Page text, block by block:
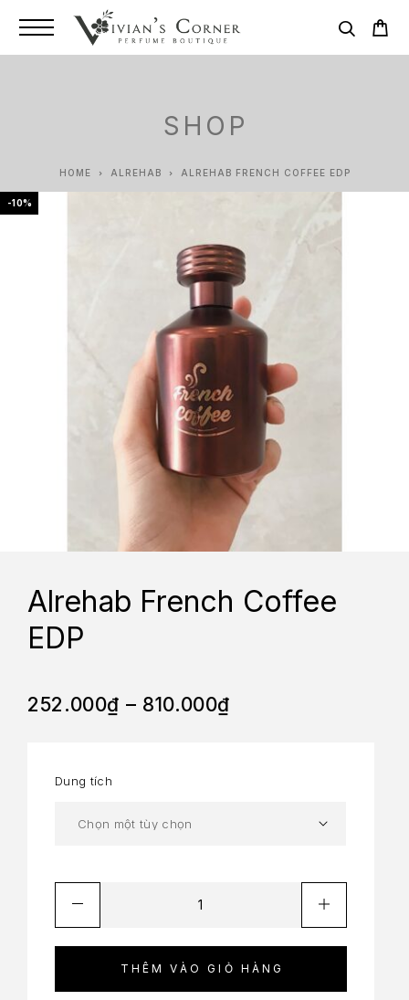
SHOP
HOME ALREHAB ALREHAB FRENCH COFFEE EDP
-10%
Alrehab French Coffee
EDP
252.000₫ – 810.000₫
Dung tích
THÊM VÀO GIỎ HÀNG